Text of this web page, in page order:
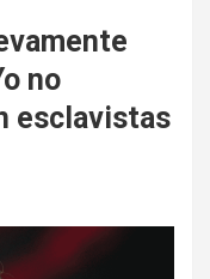
no
esclavistas